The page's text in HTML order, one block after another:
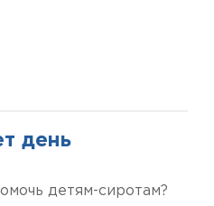
день
детям-сиротам?